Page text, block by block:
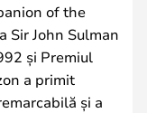
of the
Sir John Sulman
și Premiul
a primit
și a